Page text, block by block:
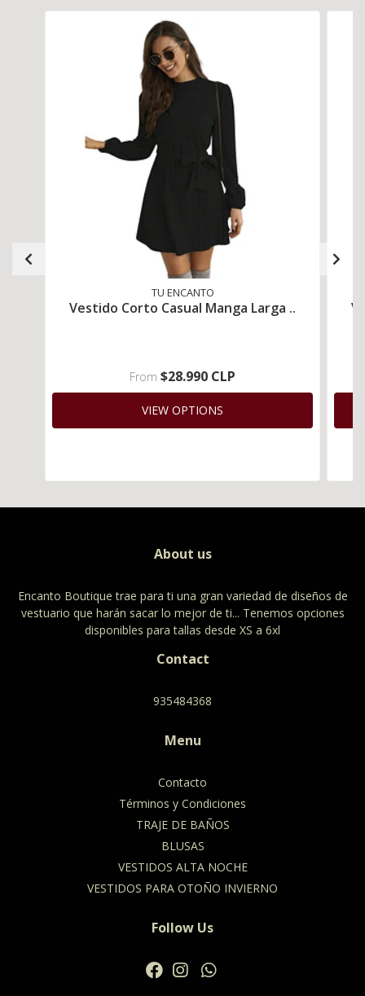
TU ENCANTO
Vestido Corto Casual Manga Larga ..
From $28.990 CLP
VIEW OPTIONS
About us
Encanto Boutique trae para ti una gran variedad de diseños de
vestuario que harán sacar lo mejor de ti... Tenemos opciones
disponibles para tallas desde XS a 6xl
Contact
935484368
Menu
Contacto
Términos y Condiciones
TRAJE DE BAÑOS
BLUSAS
VESTIDOS ALTA NOCHE
VESTIDOS PARA OTOÑO INVIERNO
Follow Us